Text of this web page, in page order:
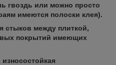
гвоздь или можно просто
имеются полоски клея).
стыков между плиткой,
покрытий имеющих